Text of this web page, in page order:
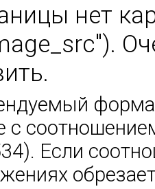
нет
с
Если